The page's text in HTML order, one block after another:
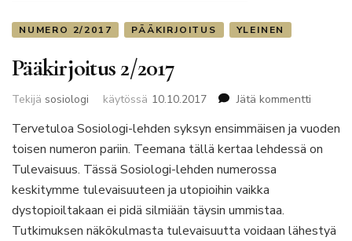
NUMERO 2/2017 PÄÄKIRJOITUS YLEINEN
Pääkirjoitus 2/2017
Tekijä sosiologi käytössä 10.10.2017 Jätä kommentti
2/2017
Tervetuloa Sosiologi-lehden syksyn ensimmäisen ja vuoden
toisen numeron pariin. Teemana tällä kertaa lehdessä on
Tulevaisuus. Tässä Sosiologi-lehden numerossa
keskitymme tulevaisuuteen ja utopioihin vaikka
dystopioiltakaan ei pidä silmiään täysin ummistaa.
Tutkimuksen näkökulmasta tulevaisuutta voidaan lähestyä